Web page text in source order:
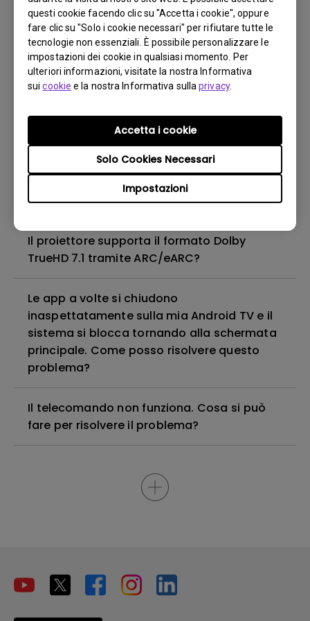
questi cookie facendo clic su "Accetta i cookie", oppure
fare clic su "Solo i cookie necessari" per rifiutare tutte le
tecnologie non essenziali. È possibile personalizzare le
impostazioni dei cookie in qualsiasi momento. Per
ulteriori informazioni, visitate la nostra Informativa
suicookie e la nostra Informativa sullaprivacy.
Impostazioni
Solo Cookies Necessari
Accetta i cookie
modalità Duplicazione in Windows?
Che cos'è la correzione trapezoidale?
Non posso utilizzare il telecomando della
sistema Android TV o il mio proiettore?
Come posso risolverlo?
Come cambiare la lampada e ripristinare il
timer della lampada?
Il proiettore supporta il formato Dolby
TrueHD 7.1 tramite ARC/eARC?
Le app a volte si chiudono
inaspettatamente sulla mia Android TV e il
sistema si blocca tornando alla schermata
principale. Come posso risolvere questo
problema?
Il telecomando non funziona. Cosa si può
fare per risolvere il problema?